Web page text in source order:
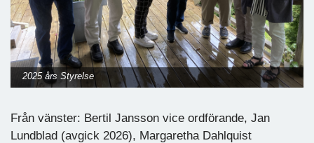
2025 års Styrelse
Från vänster: Bertil Jansson vice ordförande, Jan
Lundblad (avgick 2026), Margaretha Dahlquist